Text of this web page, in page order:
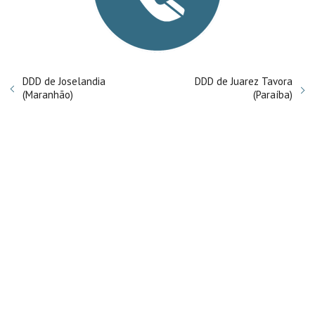
DDD de Joselandia
(Maranhão)
DDD de Juarez Tavora
(Paraíba)